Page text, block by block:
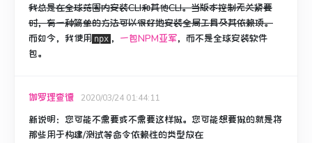
我总是在全球范围内安装CLI和其他CLI。当版本控制无关紧要
时，有一种简单的方法可以很好地安装全局工具及其依赖项。
而如今，我使用 npx ， 一包NPM亚军，而不是全球安装软件
包。
伽罗理查德 2020/03/24 01:44:11
新说明： 您可能不需要或不需要这样做。 您可能想要做的就是将
那些用于构建/测试等命令依赖性的类型放在